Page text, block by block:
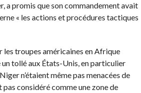
a promis que son commandement avait
« les actions et procédures tactiques
les troupes américaines en Afrique
tollé aux États-Unis, en particulier
n’étaient même pas menacées de
considéré comme une zone de